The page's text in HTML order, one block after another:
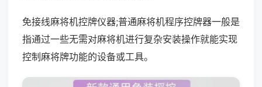
免接线麻将机控牌仪器;普通麻将机程序控牌器一般是
指通过一些无需对麻将机进行复杂安装操作就能实现
控制麻将牌功能的设备或工具。